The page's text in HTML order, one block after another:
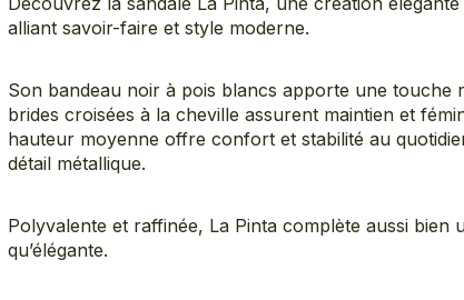
alliant savoir-faire et style moderne.
Son bandeau noir à pois blancs apporte une touche
brides croisées à la cheville assurent maintien et
hauteur moyenne offre confort et stabilité au
détail métallique.
Polyvalente et raffinée, La Pinta complète aussi bien
qu’élégante.